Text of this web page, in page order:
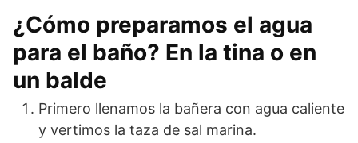
¿Cómo preparamos el agua
para el baño? En la tina o en
un balde
Primero llenamos la bañera con agua caliente
y vertimos la taza de sal marina.